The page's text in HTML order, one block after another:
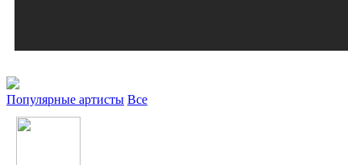
Популярные артисты Все